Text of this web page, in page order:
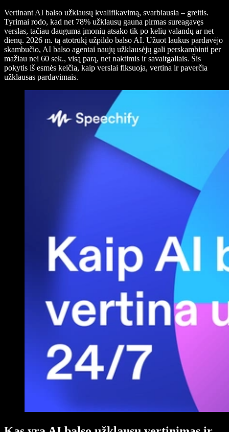
Vertinant AI balso užklausų kvalifikavimą, svarbiausia – greitis.
Tyrimai rodo, kad net 78% užklausų gauna pirmas sureagavęs
verslas, tačiau dauguma įmonių atsako tik po kelių valandų ar net
dienų. 2026 m. tą atotrūkį užpildo balso AI. Užuot laukus pardavėjo
skambučio, AI balso agentai naujų užklausėjų gali perskambinti per
mažiau nei 60 sek., visą parą, net naktimis ir savaitgaliais. Šis
pokytis iš esmės keičia, kaip verslai fiksuoja, vertina ir paverčia
užklausas pardavimais.